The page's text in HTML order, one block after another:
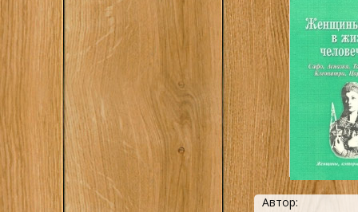
Автор: